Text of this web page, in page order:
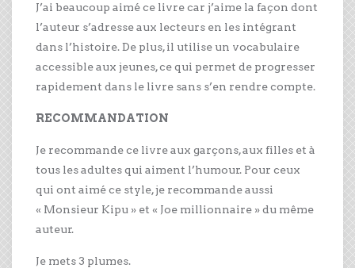
J’ai beaucoup aimé ce livre car j’aime la façon dont
l’auteur s’adresse aux lecteurs en les intégrant
dans l’histoire. De plus, il utilise un vocabulaire
accessible aux jeunes, ce qui permet de progresser
rapidement dans le livre sans s’en rendre compte.
RECOMMANDATION
Je recommande ce livre aux garçons, aux filles et à
tous les adultes qui aiment l’humour. Pour ceux
qui ont aimé ce style, je recommande aussi
« Monsieur Kipu » et « Joe millionnaire » du même
auteur.
Je mets 3 plumes.